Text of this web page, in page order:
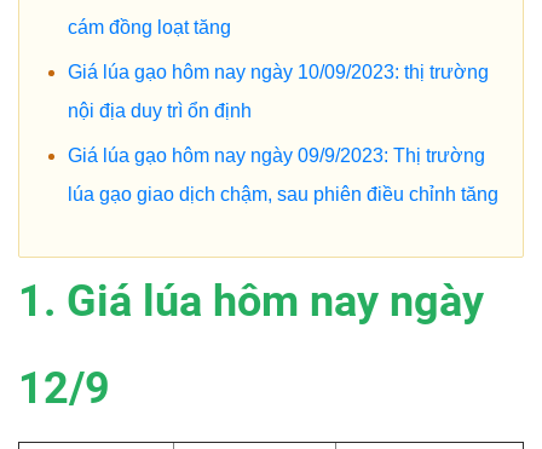
cám đồng loạt tăng
Giá lúa gạo hôm nay ngày 10/09/2023: thị trường
nội địa duy trì ổn định
Giá lúa gạo hôm nay ngày 09/9/2023: Thị trường
lúa gạo giao dịch chậm, sau phiên điều chỉnh tăng
1. Giá lúa hôm nay ngày
12/9